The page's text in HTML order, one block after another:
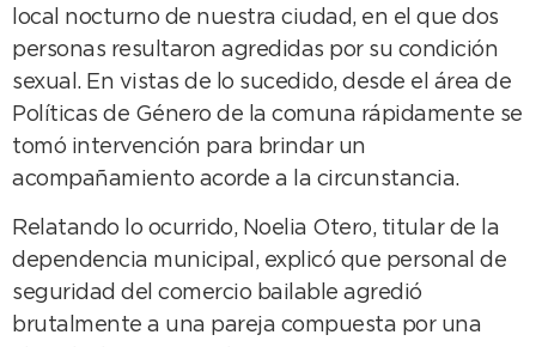
local nocturno de nuestra ciudad, en el que dos
personas resultaron agredidas por su condición
sexual. En vistas de lo sucedido, desde el área de
Políticas de Género de la comuna rápidamente se
tomó intervención para brindar un
acompañamiento acorde a la circunstancia.
Relatando lo ocurrido, Noelia Otero, titular de la
dependencia municipal, explicó que personal de
seguridad del comercio bailable agredió
brutalmente a una pareja compuesta por una